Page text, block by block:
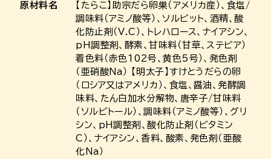
原材料名
【たらこ】助宗だら卵巣（アメリカ産）、食塩/
調味料（アミノ酸等）、ソルビット、酒精、酸
化防止剤（V.C）、トレハロース、ナイアシン、
pH調整剤、酵素、甘味料（甘草、ステビア）
着色料（赤色102号、黄色5号）、発色剤
（亜硝酸Na） 【明太子】すけとうだらの卵
（ロシア又はアメリカ）、食塩、醤油、発酵調
味料、たん白加水分解物、唐辛子/甘味料
（ソルビトール）、調味料（アミノ酸等）、グリ
シン、pH調整剤、酸化防止剤（ビタミン
C）、ナイアシン、香料、酸素、発色剤（亜酸
化Na）